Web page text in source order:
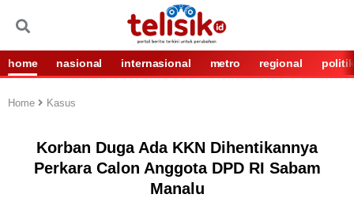
home nasional internasional metro regional politik
Home Kasus
Korban Duga Ada KKN Dihentikannya
Perkara Calon Anggota DPD RI Sabam
Manalu